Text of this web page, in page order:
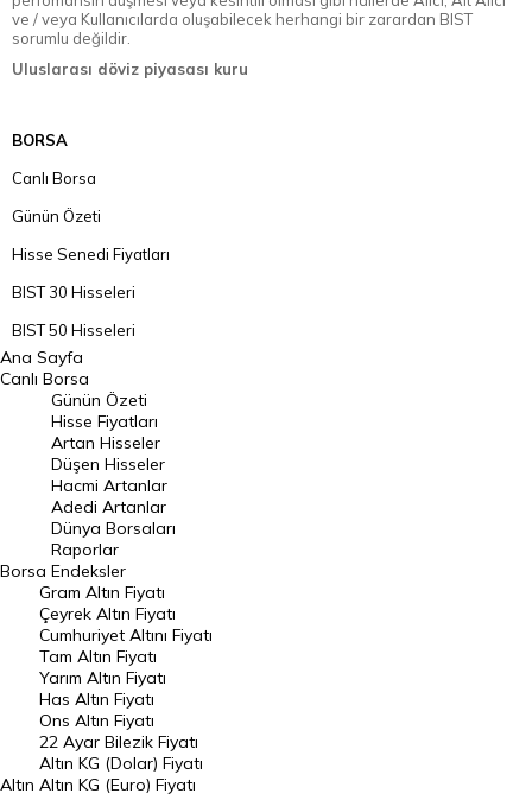
ve / veya Kullanıcılarda oluşabilecek herhangi bir zarardan BIST
sorumlu değildir.
Uluslarası döviz piyasası kuru
BORSA
Canlı Borsa
Günün Özeti
Hisse Senedi Fiyatları
BIST 30 Hisseleri
BIST 50 Hisseleri
BIST 100 Hisseleri
En Çok Artan Hisseler
En Çok Düşen Hisseler
Hacmi Artanlar
Geçmiş Kapanışlar
Dünya Borsaları
Raporlar
Endeksler
DÖVİZ
Döviz Kuru
Dolar Kuru
Ana Sayfa
Canlı Borsa
Borsa
Günün Özeti
Hisse Fiyatları
Artan Hisseler
Düşen Hisseler
Hacmi Artanlar
Adedi Artanlar
Dünya Borsaları
Raporlar
Endeksler
Altın
Gram Altın Fiyatı
Çeyrek Altın Fiyatı
Cumhuriyet Altını Fiyatı
Tam Altın Fiyatı
Yarım Altın Fiyatı
Has Altın Fiyatı
Ons Altın Fiyatı
22 Ayar Bilezik Fiyatı
Altın KG (Dolar) Fiyatı
Altın KG (Euro) Fiyatı